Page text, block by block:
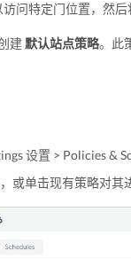
问特定门位置，然
建 默认站点策略。此
设置 > Policies &
或单击现有策略对其